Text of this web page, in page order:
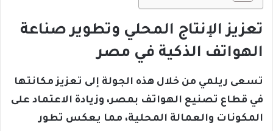
تعزيز الإنتاج المحلي وتطوير صناعة
الهواتف الذكية في مصر
تسعى ريلمي من خلال هذه الجولة إلى تعزيز مكانتها
في قطاع تصنيع الهواتف بمصر، وزيادة الاعتماد على
المكونات والعمالة المحلية، مما يعكس تطور